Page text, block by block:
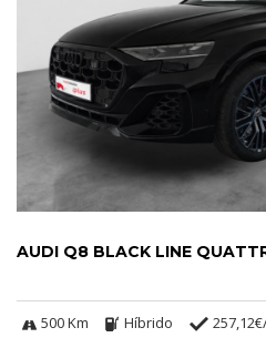
500 Km Híbrido